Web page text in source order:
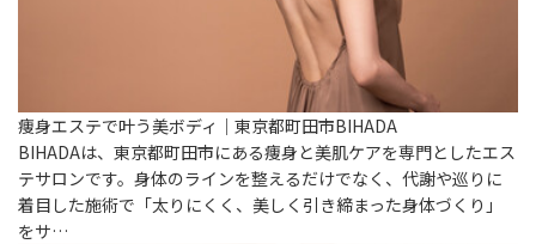
痩身エステで叶う美ボディ｜東京都町田市BIHADA
BIHADAは、東京都町田市にある痩身と美肌ケアを専門としたエス
テサロンです。身体のラインを整えるだけでなく、代謝や巡りに
着目した施術で「太りにくく、美しく引き締まった身体づくり」
をサ…